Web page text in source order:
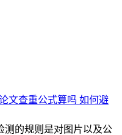
文查重公式算吗 如何避
测的规则是对图片以及公